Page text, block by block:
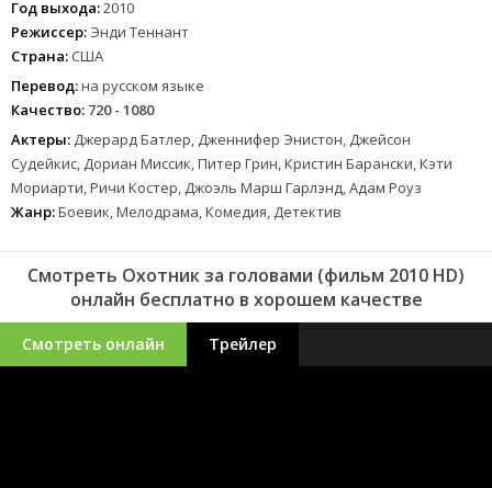
Год выхода:2010
Режиссер: Энди Теннант
Страна: США
Перевод:на русском языке
Качество: 720 - 1080
Актеры: Джерард Батлер, Дженнифер Энистон, Джейсон
Судейкис, Дориан Миссик, Питер Грин, Кристин Барански, Кэти
Мориарти, Ричи Костер, Джоэль Марш Гарлэнд, Адам Роуз
Жанр:Боевик, Мелодрама, Комедия, Детектив
Смотреть Охотник за головами (фильм 2010 HD)
онлайн бесплатно в хорошем качестве
Смотреть онлайн Трейлер